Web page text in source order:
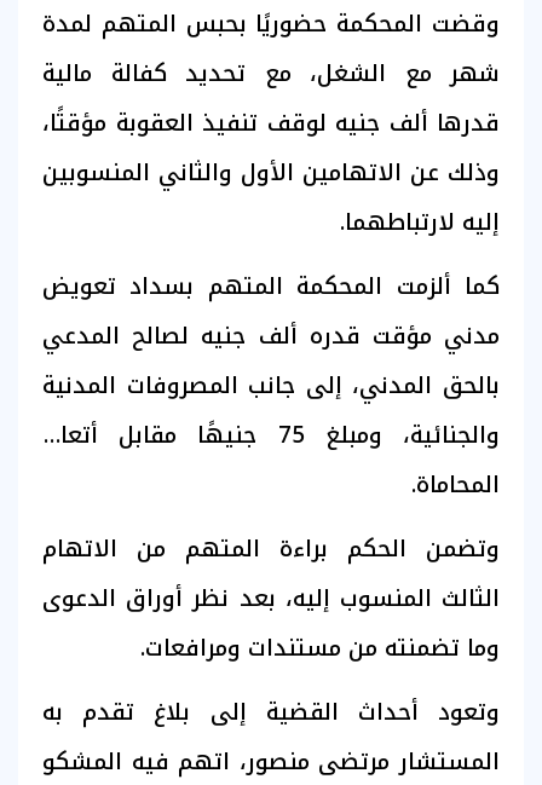
وقضت المحكمة حضوريًا بحبس المتهم لمدة
شهر مع الشغل، مع تحديد كفالة مالية
قدرها ألف جنيه لوقف تنفيذ العقوبة مؤقتًا،
وذلك عن الاتهامين الأول والثاني المنسوبين
إليه لارتباطهما.
كما ألزمت المحكمة المتهم بسداد تعويض
مدني مؤقت قدره ألف جنيه لصالح المدعي
بالحق المدني، إلى جانب المصروفات المدنية
والجنائية، ومبلغ 75 جنيهًا مقابل أتعاب
المحاماة.
وتضمن الحكم براءة المتهم من الاتهام
الثالث المنسوب إليه، بعد نظر أوراق الدعوى
وما تضمنته من مستندات ومرافعات.
وتعود أحداث القضية إلى بلاغ تقدم به
المستشار مرتضى منصور، اتهم فيه المشكو